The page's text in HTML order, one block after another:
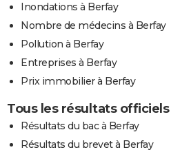
Inondations à Berfay
Nombre de médecins à Berfay
Pollution à Berfay
Entreprises à Berfay
Prix immobilier à Berfay
Tous les résultats
Résultats du bac à Berfay
Résultats du brevet à Berfay